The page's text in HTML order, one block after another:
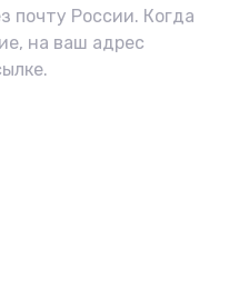
почту России. Когда
на ваш адрес